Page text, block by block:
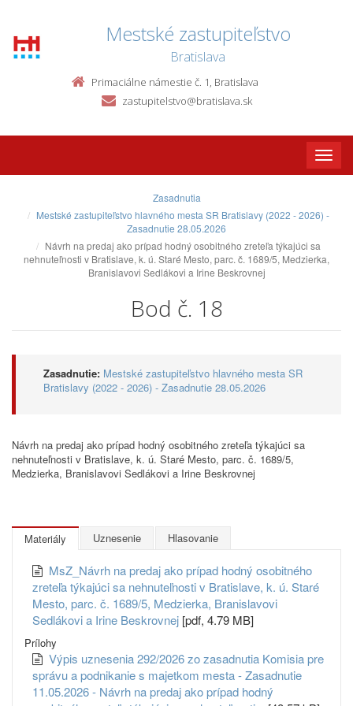
Mestské zastupiteľstvo
Bratislava
Primaciálne námestie č. 1, Bratislava
zastupitelstvo@bratislava.sk
Toggle
Zasadnutia
Mestské zastupiteľstvo hlavného mesta SR Bratislavy (2022 - 2026) -
Zasadnutie 28.05.2026
Návrh na predaj ako prípad hodný osobitného zreteľa týkajúci sa
nehnuteľnosti v Bratislave, k. ú. Staré Mesto, parc. č. 1689/5, Medzierka,
Branislavovi Sedlákovi a Irine Beskrovnej
Bod č. 18
Zasadnutie: Mestské zastupiteľstvo hlavného mesta SR
Bratislavy (2022 - 2026) - Zasadnutie 28.05.2026
Návrh na predaj ako prípad hodný osobitného zreteľa týkajúci sa
nehnuteľnosti v Bratislave, k. ú. Staré Mesto, parc. č. 1689/5,
Medzierka, Branislavovi Sedlákovi a Irine Beskrovnej
Materiály Uznesenie Hlasovanie
MsZ_Návrh na predaj ako prípad hodný osobitného
zreteľa týkajúci sa nehnuteľnosti v Bratislave, k. ú. Staré
Mesto, parc. č. 1689/5, Medzierka, Branislavovi
Sedlákovi a Irine Beskrovnej [pdf, 4.79 MB]
Prílohy
Výpis uznesenia 292/2026 zo zasadnutia Komisia pre
správu a podnikanie s majetkom mesta - Zasadnutie
11.05.2026 - Návrh na predaj ako prípad hodný